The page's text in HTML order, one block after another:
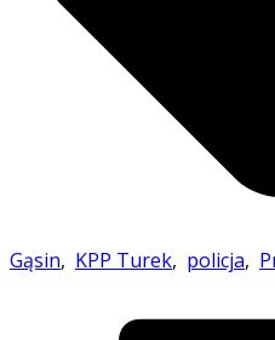
Gąsin, KPP Turek, policja,